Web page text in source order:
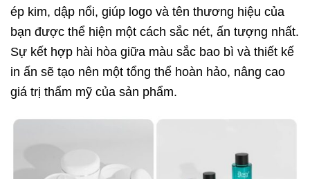
ép kim, dập nổi, giúp logo và tên thương hiệu của
bạn được thể hiện một cách sắc nét, ấn tượng nhất.
Sự kết hợp hài hòa giữa màu sắc bao bì và thiết kế
in ấn sẽ tạo nên một tổng thể hoàn hảo, nâng cao
giá trị thẩm mỹ của sản phẩm.